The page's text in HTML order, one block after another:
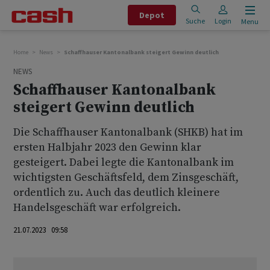
Depot
Suche Login Menu
Home News Schaffhauser Kantonalbank steigert Gewinn deutlich
NEWS
Schaffhauser Kantonalbank
steigert Gewinn deutlich
Die Schaffhauser Kantonalbank (SHKB) hat im
ersten Halbjahr 2023 den Gewinn klar
gesteigert. Dabei legte die Kantonalbank im
wichtigsten Geschäftsfeld, dem Zinsgeschäft,
ordentlich zu. Auch das deutlich kleinere
Handelsgeschäft war erfolgreich.
21.07.2023 09:58